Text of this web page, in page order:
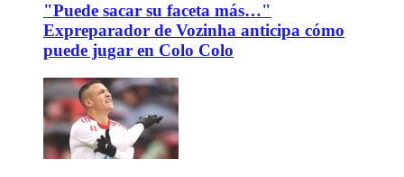
"Puede sacar su faceta más…"
Expreparador de Vozinha anticipa cómo
puede jugar en Colo Colo